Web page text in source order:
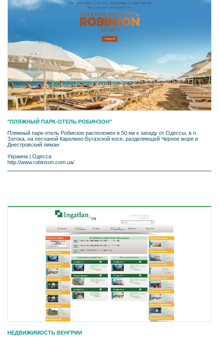
"ПЛЯЖНЫЙ ПАРК-ОТЕЛЬ РОБИНЗОН"
Пляжный парк-отель Робинзон расположен в 50 км к западу от Одессы, в п.
Затока, на песчаной Каролино-Бугазской косе, разделяющей Черное море и
Днестровский лиман
Украина | Одесса
http://www.robinson.com.ua/
НЕДВИЖИМОСТЬ ВЕНГРИИ